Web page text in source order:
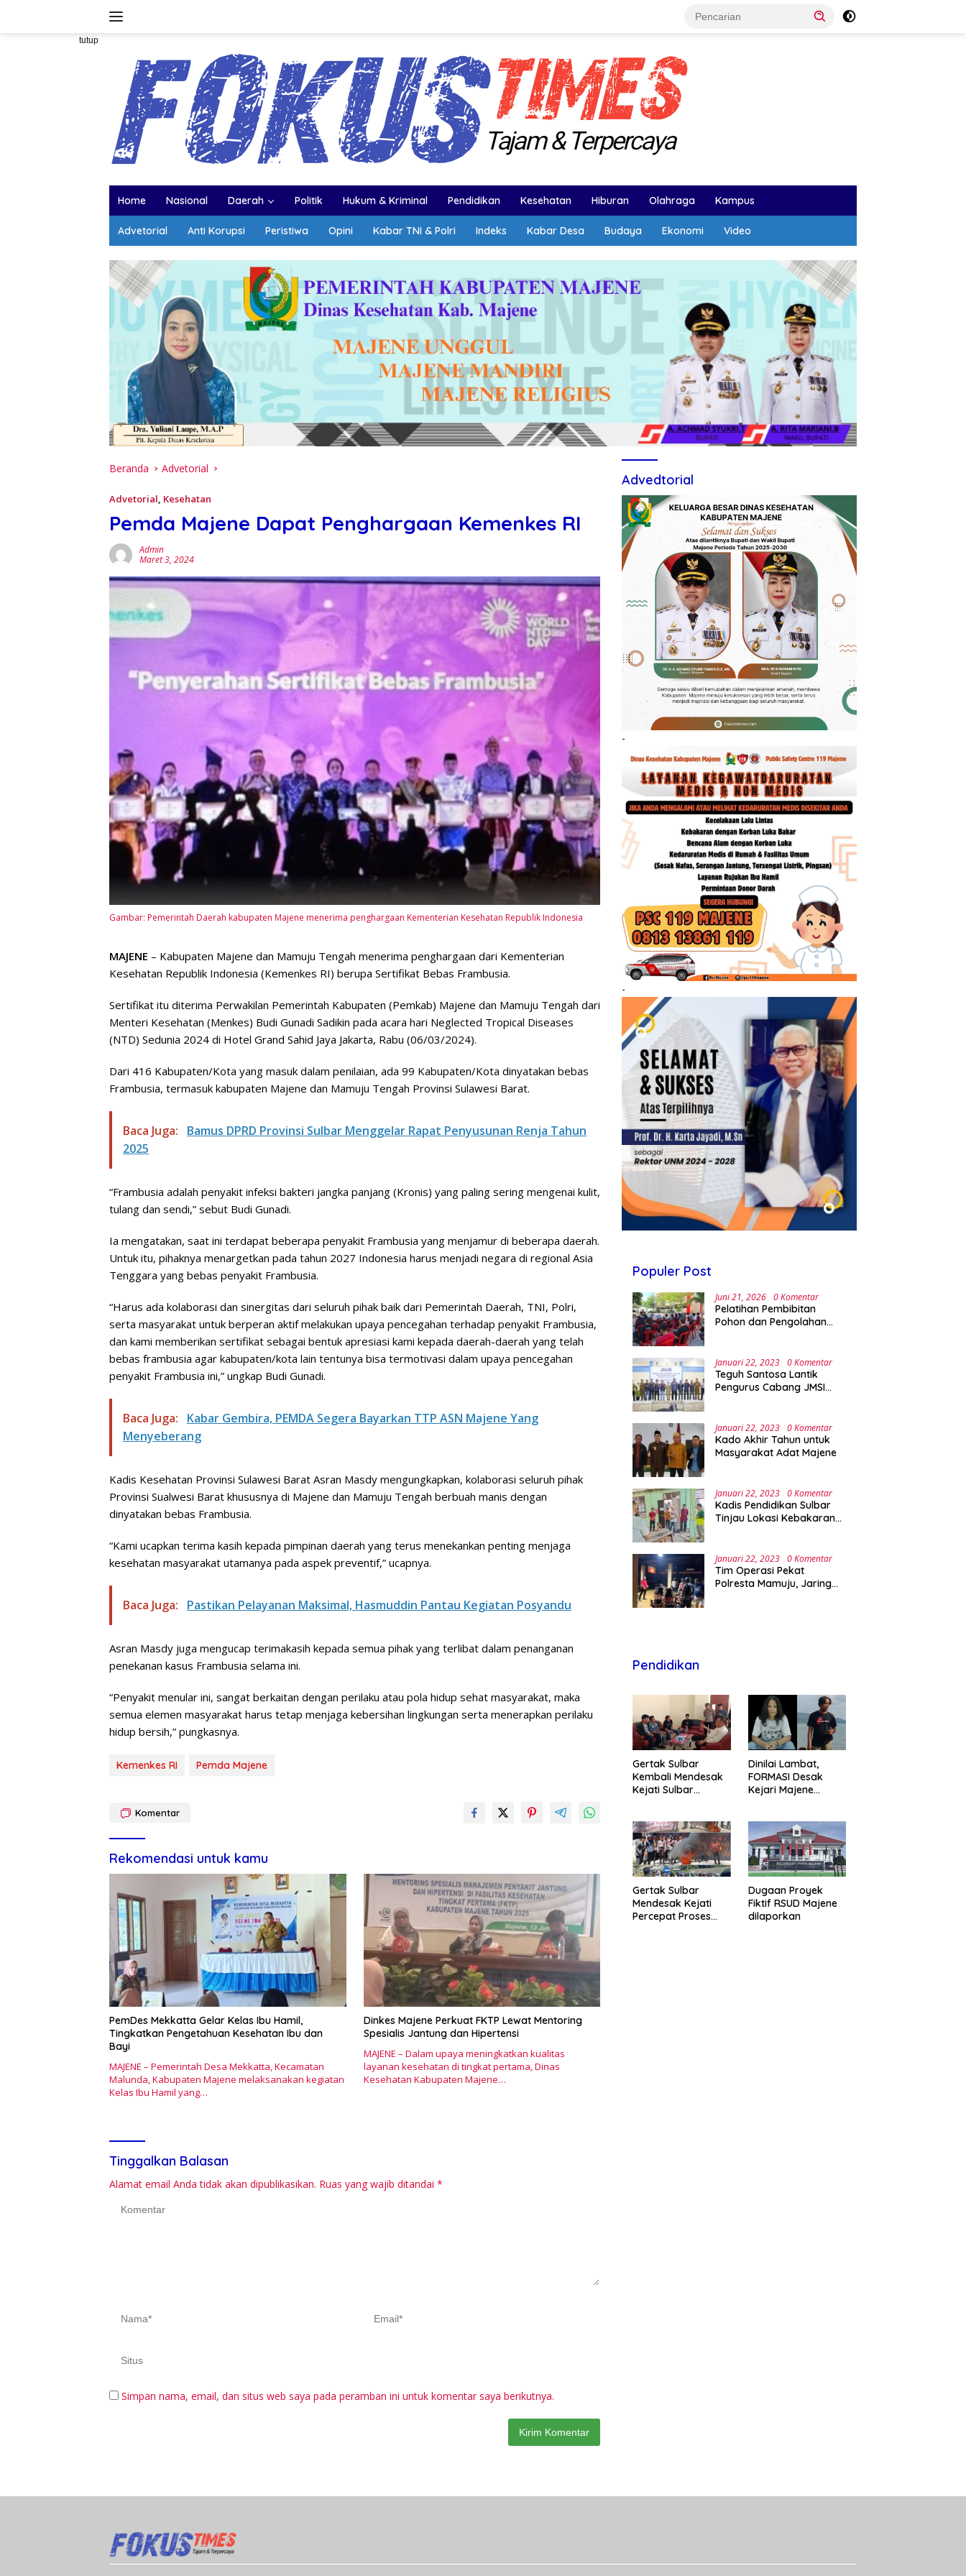
tutup
Home Nasional Daerah Politik Hukum & Kriminal Pendidikan Kesehatan Hiburan Olahraga Kampus
Advetorial Anti Korupsi Peristiwa Opini Kabar TNI & Polri Indeks Kabar Desa Budaya Ekonomi Video
Beranda Advetorial
Advetorial, Kesehatan
Pemda Majene Dapat Penghargaan Kemenkes RI
Admin
Maret 3, 2024
Gambar: Pemerintah Daerah kabupaten Majene menerima penghargaan Kementerian Kesehatan Republik Indonesia
MAJENE – Kabupaten Majene dan Mamuju Tengah menerima penghargaan dari Kementerian
Kesehatan Republik Indonesia (Kemenkes RI) berupa Sertifikat Bebas Frambusia.
Sertifikat itu diterima Perwakilan Pemerintah Kabupaten (Pemkab) Majene dan Mamuju Tengah dari
Menteri Kesehatan (Menkes) Budi Gunadi Sadikin pada acara hari Neglected Tropical Diseases
(NTD) Sedunia 2024 di Hotel Grand Sahid Jaya Jakarta, Rabu (06/03/2024).
Dari 416 Kabupaten/Kota yang masuk dalam penilaian, ada 99 Kabupaten/Kota dinyatakan bebas
Frambusia, termasuk kabupaten Majene dan Mamuju Tengah Provinsi Sulawesi Barat.
Baca Juga:
Bamus DPRD Provinsi Sulbar Menggelar Rapat Penyusunan Renja Tahun
2025
“Frambusia adalah penyakit infeksi bakteri jangka panjang (Kronis) yang paling sering mengenai kulit,
tulang dan sendi,” sebut Budi Gunadi.
Ia mengatakan, saat ini terdapat beberapa penyakit Frambusia yang menjamur di beberapa daerah.
Untuk itu, pihaknya menargetkan pada tahun 2027 Indonesia harus menjadi negara di regional Asia
Tenggara yang bebas penyakit Frambusia.
“Harus ada kolaborasi dan sinergitas dari seluruh pihak baik dari Pemerintah Daerah, TNI, Polri,
serta masyarakat untuk berperan aktif melakukan upaya pencegahan terhadap penyakit Frambusia,
dan kami memberikan sertifikat sebagai bentuk apresiasi kami kepada daerah-daerah yang telah
bebas frambusia agar kabupaten/kota lain tentunya bisa termotivasi dalam upaya pencegahan
penyakit Frambusia ini,” ungkap Budi Gunadi.
Baca Juga:
Kabar Gembira, PEMDA Segera Bayarkan TTP ASN Majene Yang
Menyeberang
Kadis Kesehatan Provinsi Sulawesi Barat Asran Masdy mengungkapkan, kolaborasi seluruh pihak
Provinsi Sualwesi Barat khususnya di Majene dan Mamuju Tengah berbuah manis dengan
dinyatakan bebas Frambusia.
“Kami ucapkan terima kasih kepada pimpinan daerah yang terus menekankan penting menjaga
kesehatan masyarakat utamanya pada aspek preventif,” ucapnya.
Baca Juga: Pastikan Pelayanan Maksimal, Hasmuddin Pantau Kegiatan Posyandu
Asran Masdy juga mengucap terimakasih kepada semua pihak yang terlibat dalam penanganan
penekanan kasus Frambusia selama ini.
“Penyakit menular ini, sangat berkaitan dengan perilaku atau pola hidup sehat masyarakat, maka
semua elemen masyarakat harus tetap menjaga kebersihan lingkungan serta menerapkan perilaku
hidup bersih,” pungkasnya.
Kemenkes RI Pemda Majene
Komentar
Rekomendasi untuk kamu
PemDes Mekkatta Gelar Kelas Ibu Hamil,
Tingkatkan Pengetahuan Kesehatan Ibu dan
Bayi
MAJENE – Pemerintah Desa Mekkatta, Kecamatan
Malunda, Kabupaten Majene melaksanakan kegiatan
Kelas Ibu Hamil yang…
Dinkes Majene Perkuat FKTP Lewat Mentoring
Spesialis Jantung dan Hipertensi
MAJENE – Dalam upaya meningkatkan kualitas
layanan kesehatan di tingkat pertama, Dinas
Kesehatan Kabupaten Majene…
Tinggalkan Balasan
Alamat email Anda tidak akan dipublikasikan. Ruas yang wajib ditandai *
Simpan nama, email, dan situs web saya pada peramban ini untuk komentar saya berikutnya.
Advedtorial
-
-
Populer Post
Juni 21, 2026 0 Komentar
Pelatihan Pembibitan
Pohon dan Pengolahan
Green Campus di UPA
Laboratorium Terpadu
Januari 22, 2023 0 Komentar
Teguh Santosa Lantik
Pengurus Cabang JMSI
Januari 22, 2023 0 Komentar
Kado Akhir Tahun untuk
Masyarakat Adat Majene
Januari 22, 2023 0 Komentar
Kadis Pendidikan Sulbar
Tinjau Lokasi Kebakaran
Januari 22, 2023 0 Komentar
Tim Operasi Pekat
Polresta Mamuju, Jaring
Pendidikan
Gertak Sulbar
Kembali Mendesak
Kejati Sulbar
Majene
Dinilai Lambat,
FORMASI Desak
Kejari Majene
Fiktif RSUD Majene
Gertak Sulbar
Mendesak Kejati
Percepat Proses
Dugaan Proyek
Fiktif RSUD Majene
dilaporkan